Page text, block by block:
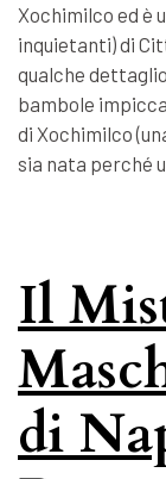
Xochimilco ed è
inquietanti) di
qualche
bambole
di Xochimilco
sia nata perché
Il
di